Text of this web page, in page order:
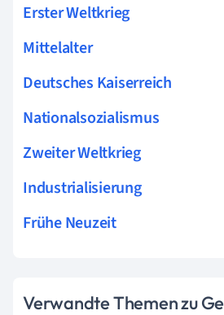
Erster Weltkrieg
Mittelalter
Deutsches Kaiserreich
Nationalsozialismus
Zweiter Weltkrieg
Industrialisierung
Frühe Neuzeit
Verwandte Themen zu